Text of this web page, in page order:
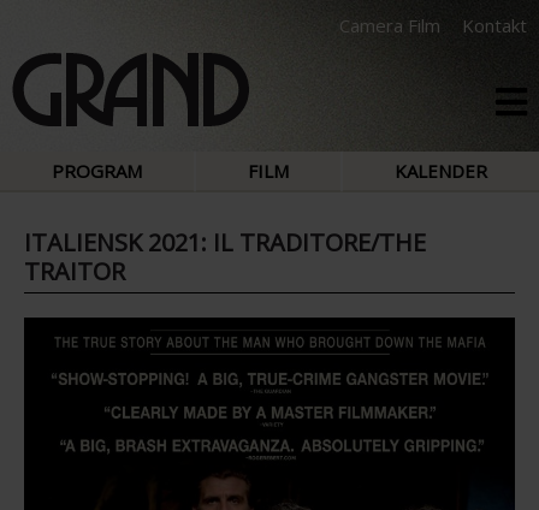
Camera Film Kontakt
PROGRAM FILM KALENDER
ITALIENSK 2021: IL TRADITORE/THE
TRAITOR